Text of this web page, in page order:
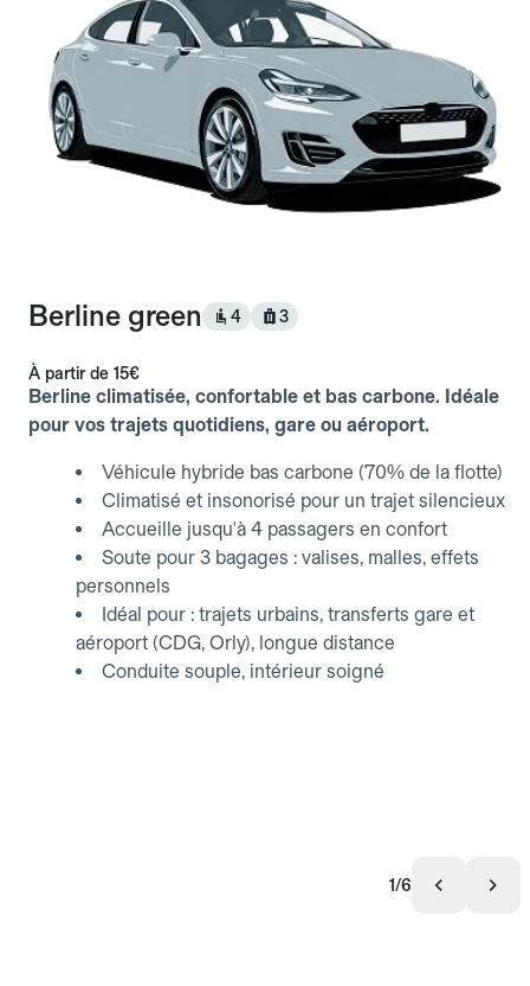
Berline green 4 3
À partir de 15€
Berline climatisée, confortable et bas carbone. Idéale
pour vos trajets quotidiens, gare ou aéroport.
Véhicule hybride bas carbone (70% de la flotte)
Climatisé et insonorisé pour un trajet silencieux
Accueille jusqu'à 4 passagers en confort
Soute pour 3 bagages : valises, malles, effets
personnels
Idéal pour : trajets urbains, transferts gare et
aéroport (CDG, Orly), longue distance
Conduite souple, intérieur soigné
1/6